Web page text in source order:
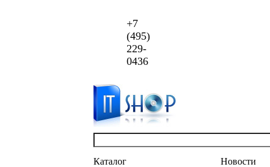
+7
(495)
229-
0436
Каталог
Новости